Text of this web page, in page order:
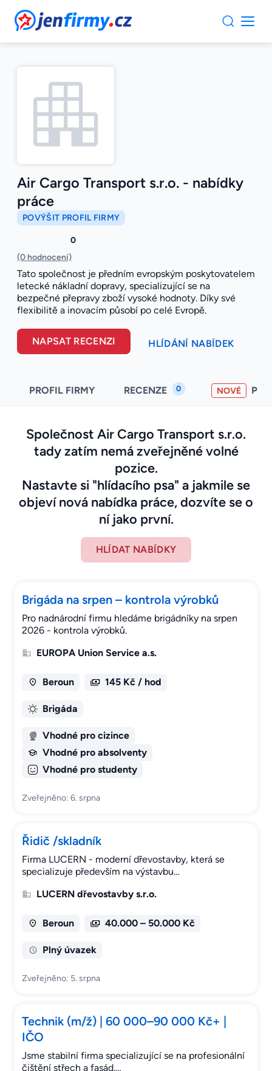
JenFirmy.cz
Air Cargo Transport s.r.o. - nabídky
práce
POVÝŠIT PROFIL FIRMY
0
(0 hodnocení)
Tato společnost je předním evropským poskytovatelem
letecké nákladní dopravy, specializující se na
bezpečné přepravy zboží vysoké hodnoty. Díky své
flexibilitě a inovacím působí po celé Evropě.
NAPSAT RECENZI HLÍDÁNÍ NABÍDEK
PROFIL FIRMY RECENZE 0 NOVÉ
Společnost Air Cargo Transport s.r.o.
tady zatím nemá zveřejněné volné
pozice.
Nastavte si "hlídacího psa" a jakmile se
objeví nová nabídka práce, dozvíte se o
ní jako první.
HLÍDAT NABÍDKY
Brigáda na srpen – kontrola výrobků
Pro nadnárodní firmu hledáme brigádníky na srpen
2026 - kontrola výrobků.
EUROPA Union Service a.s.
Beroun 145 Kč / hod
Brigáda
Vhodné pro cizince
Vhodné pro absolventy
Vhodné pro studenty
Zveřejněno: 6. srpna
Řidič /skladník
Firma LUCERN - moderní dřevostavby, která se
specializuje především na výstavbu…
LUCERN dřevostavby s.r.o.
Beroun 40.000 – 50.000 Kč
Plný úvazek
Zveřejněno: 5. srpna
Technik (m/ž) | 60 000–90 000 Kč+ |
IČO
Jsme stabilní firma specializující se na profesionální
čištění střech a fasád.…